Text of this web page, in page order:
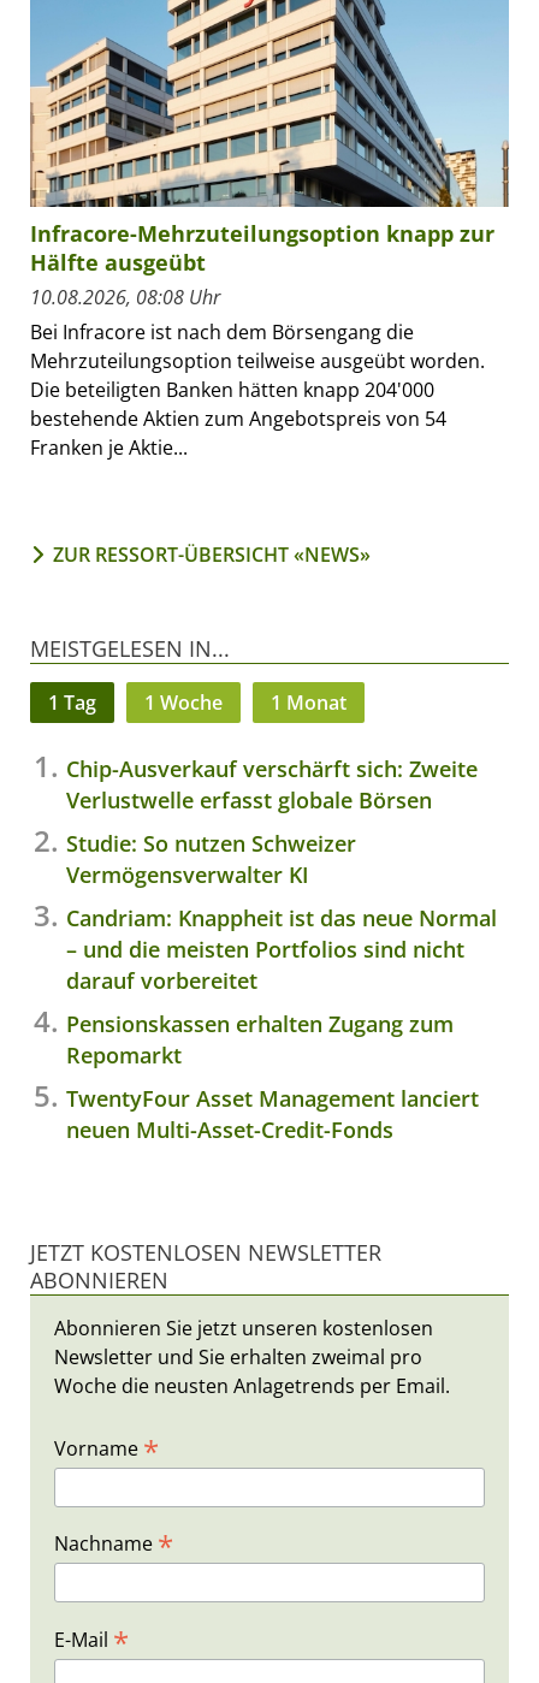
Infracore-Mehrzuteilungsoption knapp zur
Hälfte ausgeübt
10.08.2026, 08:08 Uhr
Bei Infracore ist nach dem Börsengang die
Mehrzuteilungsoption teilweise ausgeübt worden.
Die beteiligten Banken hätten knapp 204'000
bestehende Aktien zum Angebotspreis von 54
Franken je Aktie...
ZUR RESSORT-ÜBERSICHT «NEWS»
MEISTGELESEN IN...
1 Tag 1 Woche 1 Monat
Chip-Ausverkauf verschärft sich: Zweite
Verlustwelle erfasst globale Börsen
Studie: So nutzen Schweizer
Vermögensverwalter KI
Candriam: Knappheit ist das neue Normal
– und die meisten Portfolios sind nicht
darauf vorbereitet
Pensionskassen erhalten Zugang zum
Repomarkt
TwentyFour Asset Management lanciert
neuen Multi-Asset-Credit-Fonds
JETZT KOSTENLOSEN NEWSLETTER
ABONNIEREN
Abonnieren Sie jetzt unseren kostenlosen
Newsletter und Sie erhalten zweimal pro
Woche die neusten Anlagetrends per Email.
Vorname *
Nachname *
E-Mail *